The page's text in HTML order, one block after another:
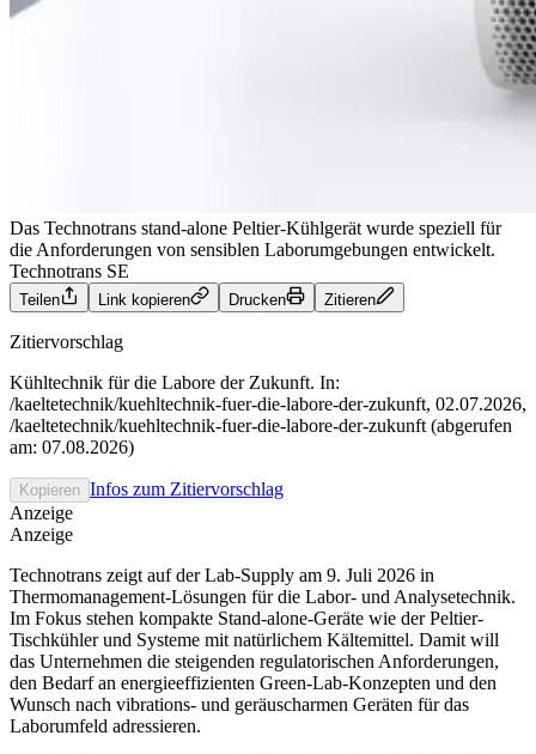
Das Technotrans stand-alone Peltier-Kühlgerät wurde speziell für
die Anforderungen von sensiblen Laborumgebungen entwickelt.
Technotrans SE
Teilen Link kopieren Drucken Zitieren
Zitiervorschlag
Kühltechnik für die Labore der Zukunft. In:
/kaeltetechnik/kuehltechnik-fuer-die-labore-der-zukunft, 02.07.2026,
/kaeltetechnik/kuehltechnik-fuer-die-labore-der-zukunft (abgerufen
am: 07.08.2026)
Kopieren Infos zum Zitiervorschlag
Anzeige
Anzeige
Technotrans zeigt auf der Lab-Supply am 9. Juli 2026 in
Thermomanagement-Lösungen für die Labor- und Analysetechnik.
Im Fokus stehen kompakte Stand-alone-Geräte wie der Peltier-
Tischkühler und Systeme mit natürlichem Kältemittel. Damit will
das Unternehmen die steigenden regulatorischen Anforderungen,
den Bedarf an energieeffizienten Green-Lab-Konzepten und den
Wunsch nach vibrations- und geräuscharmen Geräten für das
Laborumfeld adressieren.